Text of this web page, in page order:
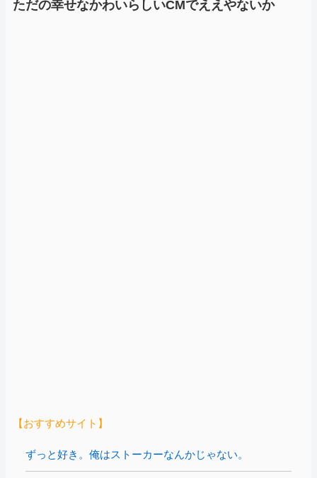
ただの幸せなかわいらしいCMでええやないか
【おすすめサイト】
ずっと好き。俺はストーカーなんかじゃない。